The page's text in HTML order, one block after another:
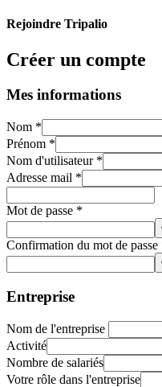
Rejoindre Tripalio
Créer un compte
Mes informations
Nom *
Prénom *
Nom d'utilisateur*
Adresse mail *
Mot de passe *
Confirmation du mot de passe
Entreprise
Nom de l'entreprise
Activité
Nombre de salariés
Votre rôle dans l'entreprise